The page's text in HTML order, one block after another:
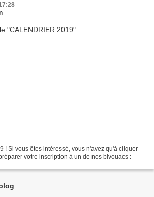
! Si vous êtes intéressé, vous n'avez qu'à cliquer
votre inscription à un de nos bivouacs :